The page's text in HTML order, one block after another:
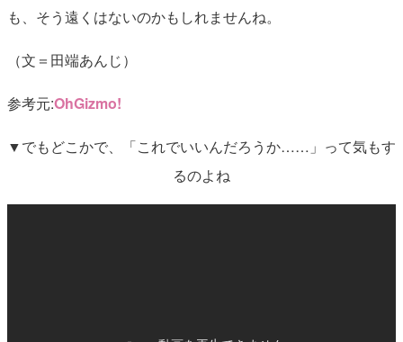
も、そう遠くはないのかもしれませんね。
（文＝田端あんじ）
参考元:OhGizmo!
▼でもどこかで、「これでいいんだろうか……」って気もす
るのよね